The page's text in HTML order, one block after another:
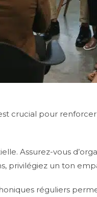
crucial pour
Assurez-vous
privilégiez un ton
réguliers